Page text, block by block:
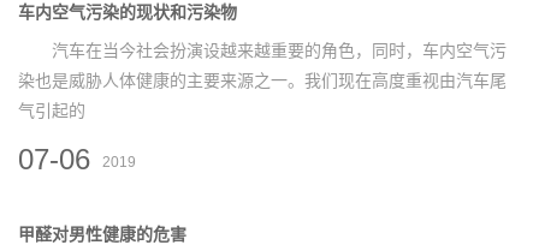
车内空气污染的现状和污染物
汽车在当今社会扮演设越来越重要的角色，同时，车内空气污
染也是威胁人体健康的主要来源之一。我们现在高度重视由汽车尾
气引起的
07-06 2019
甲醛对男性健康的危害